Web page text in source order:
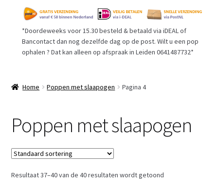
naar
navigatie
inhoud
Startpagina
Voorwaarden
Afrekenen
Retouren
*Doordeweeks voor 15.30 besteld & betaald via iDEAL of
Bancontact dan nog dezelfde dag op de post. Wilt u een pop
ophalen ? Dat kan alleen op afspraak in Leiden 0641487732*
Home Poppen met slaapogen Pagina 4
Poppen met slaapogen
Resultaat 37–40 van de 40 resultaten wordt getoond